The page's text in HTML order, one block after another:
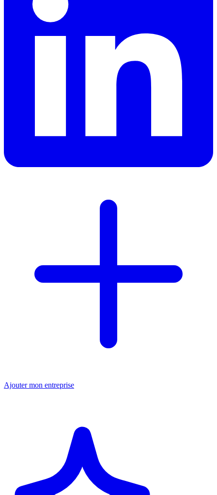
Ajouter mon entreprise